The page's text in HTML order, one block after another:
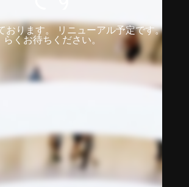
ります。 リニューアル予定です。 しば
らくお待ちください。